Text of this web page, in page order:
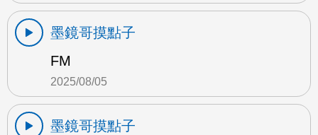
墨鏡哥摸點子
FM
2025/08/05
墨鏡哥摸點子